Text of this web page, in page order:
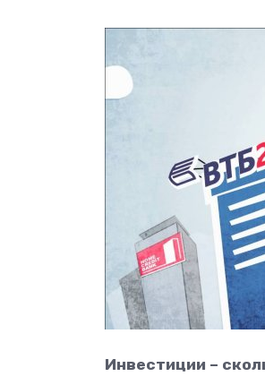
Инвестиции –